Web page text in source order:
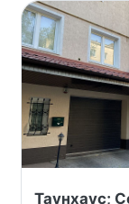
Таунхаус;